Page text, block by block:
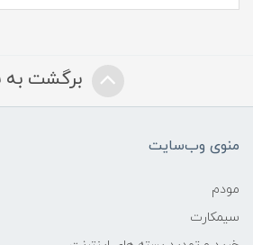
برگشت به
منوی وب‌سایت
مودم
سیمکارت